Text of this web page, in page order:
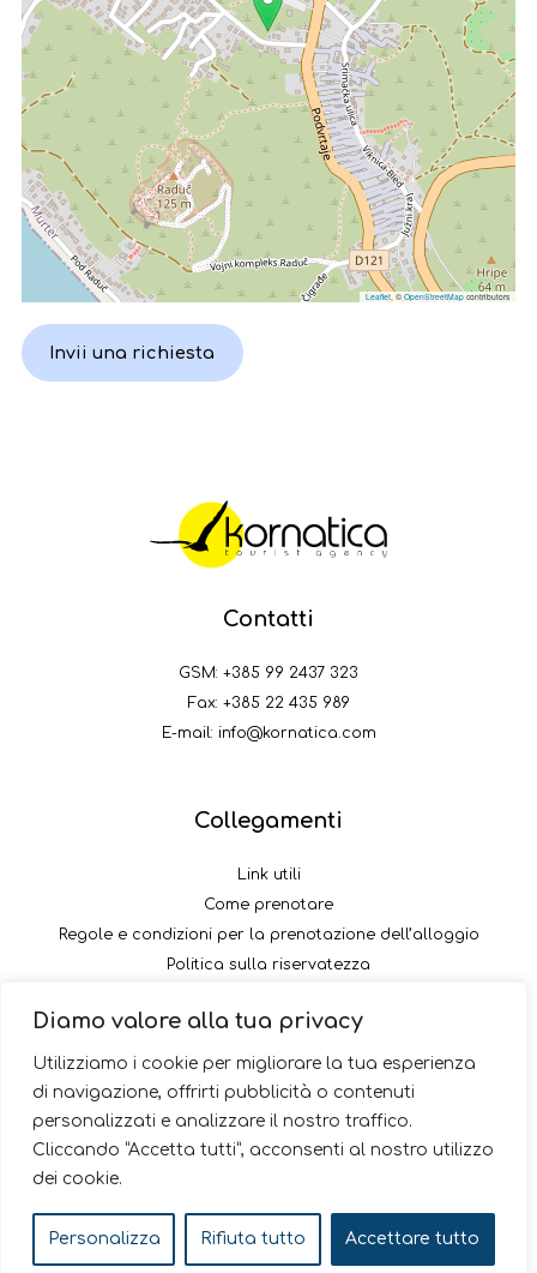
Diamo valore alla tua privacy
Utilizziamo i cookie per migliorare la tua esperienza
di navigazione, offrirti pubblicità o contenuti
personalizzati e analizzare il nostro traffico.
Cliccando “Accetta tutti”, acconsenti al nostro utilizzo
dei cookie.
Personalizza Rifiuta tutto Accettare tutto
Leaflet, © OpenStreetMap contributors
Invii una richiesta
Contatti
GSM: +385 99 2437 323
Fax: +385 22 435 989
E-mail: info@kornatica.com
Collegamenti
Link utili
Come prenotare
Regole e condizioni per la prenotazione dell’alloggio
Politica sulla riservatezza
Seguici
© 2026 Kornatica